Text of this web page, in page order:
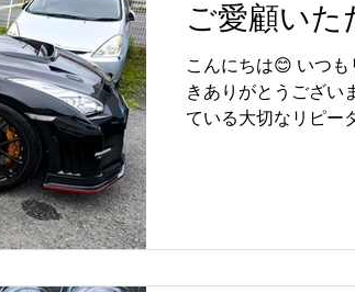
あります。 今回は
ため交換作業を実施
ンディションが改善
り戻しました👍 R35
めには、エンジンや
ご愛顧い
こんにちは😊 いつ
きありがとうござい
ている大切なリピー
も、定期的な車検や